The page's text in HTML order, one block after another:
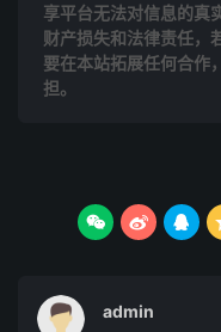
享平台无法对信息的真
财产损失和法律责任，
要在本站拓展任何合作
担。
  
admin